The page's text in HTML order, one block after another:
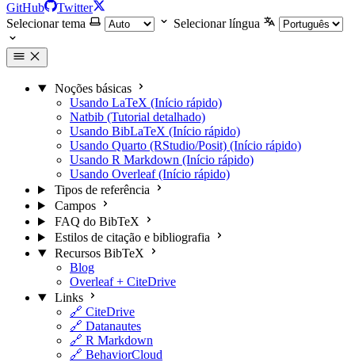
GitHub
Twitter
Selecionar tema
Selecionar língua
Noções básicas
Usando LaTeX (Início rápido)
Natbib (Tutorial detalhado)
Usando BibLaTeX (Início rápido)
Usando Quarto (RStudio/Posit) (Início rápido)
Usando R Markdown (Início rápido)
Usando Overleaf (Início rápido)
Tipos de referência
Campos
FAQ do BibTeX
Estilos de citação e bibliografia
Recursos BibTeX
Blog
Overleaf + CiteDrive
Links
🔗 CiteDrive
🔗 Datanautes
🔗 R Markdown
🔗 BehaviorCloud